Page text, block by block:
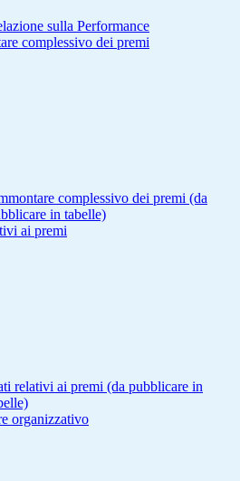
sulla Performance
complessivo dei premi
complessivo dei premi (da
in tabelle)
ai premi
relativi ai premi (da pubblicare in
organizzativo